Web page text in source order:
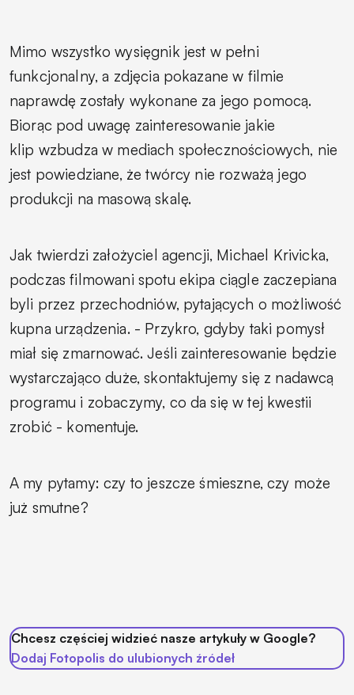
Mimo wszystko wysięgnik jest w pełni
funkcjonalny, a zdjęcia pokazane w filmie
naprawdę zostały wykonane za jego pomocą.
Biorąc pod uwagę zainteresowanie jakie
klip wzbudza w mediach społecznościowych, nie
jest powiedziane, że twórcy nie rozważą jego
produkcji na masową skalę.
Jak twierdzi założyciel agencji, Michael Krivicka,
podczas filmowani spotu ekipa ciągle zaczepiana
byli przez przechodniów, pytających o możliwość
kupna urządzenia. - Przykro, gdyby taki pomysł
miał się zmarnować. Jeśli zainteresowanie będzie
wystarczająco duże, skontaktujemy się z nadawcą
programu i zobaczymy, co da się w tej kwestii
zrobić - komentuje.
A my pytamy: czy to jeszcze śmieszne, czy może
już smutne?
Chcesz częściej widzieć nasze artykuły w Google?
Dodaj Fotopolis do ulubionych źródeł